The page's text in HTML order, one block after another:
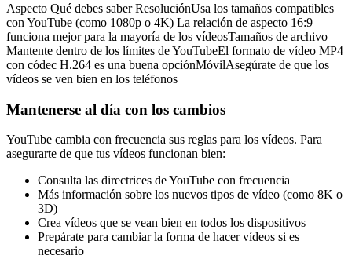
Aspecto Qué debes saber ResoluciónUsa los tamaños compatibles
con YouTube (como 1080p o 4K) La relación de aspecto 16:9
funciona mejor para la mayoría de los vídeosTamaños de archivo
Mantente dentro de los límites de YouTubeEl formato de vídeo MP4
con códec H.264 es una buena opciónMóvilAsegúrate de que los
vídeos se ven bien en los teléfonos
Mantenerse al día con los cambios
YouTube cambia con frecuencia sus reglas para los vídeos. Para
asegurarte de que tus vídeos funcionan bien:
Consulta las directrices de YouTube con frecuencia
Más información sobre los nuevos tipos de vídeo (como 8K o
3D)
Crea vídeos que se vean bien en todos los dispositivos
Prepárate para cambiar la forma de hacer vídeos si es
necesario